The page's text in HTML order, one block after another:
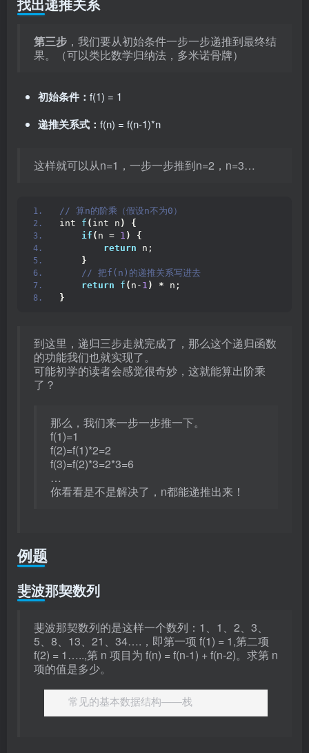
第三步 ，我们要从初始条件一步一步递推到最终结
果。（可以类比数学归纳法，多米诺骨牌）
初始条件： f(1) = 1
递推关系式： f(n) = f(n-1)*n
这样就可以从n=1，一步一步推到n=2，n=3…
// 算n的阶乘（假设n不为0）
int f ( int n )
{
if ( n = 1 )
{
return n;
}
// 把f(n)的递推关系写进去
return
f ( n- 1 ) * n;
}
到这里，递归三步走就完成了，那么这个递归函数
的功能我们也就实现了。
可能初学的读者会感觉很奇妙，这就能算出阶乘
了？
那么，我们来一步一步推一下。
f(1)=1
f(2)=f(1)*2=2
f(3)=f(2)*3=2*3=6
…
你看看是不是解决了，n都能递推出来！
例题
斐波那契数列
斐波那契数列的是这样一个数列：1、1、2、3、
5、8、13、21、34….，即第一项 f(1) = 1,第二项
f(2) = 1…..,第 n 项目为 f(n) = f(n-1) + f(n-2)。求第 n
项的值是多少。
常见的基本数据结构——栈